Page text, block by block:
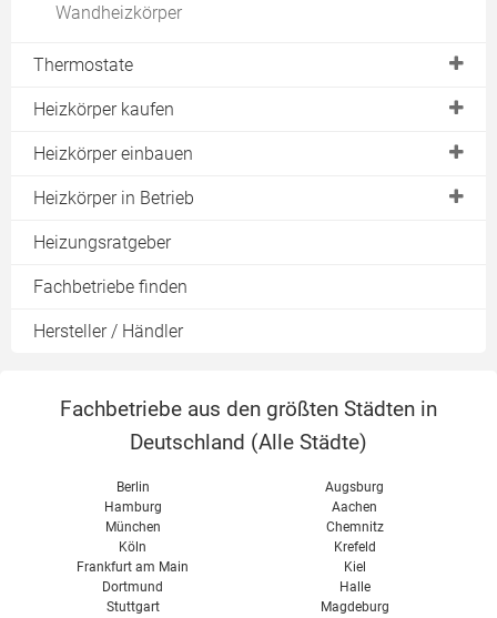
Wandheizkörper
Thermostate
Elektronisch
Funkgesteuert
Heizkörper kaufen
Preise
Richtige Größe
Vergleich & Test
Heizkörper einbauen
Montage
Halterung
Heizkörper in Betrieb
Reinigen
Lackieren
Heizungsratgeber
Fachbetriebe finden
Hersteller / Händler
Fachbetriebe aus den größten Städten in
Deutschland (Alle Städte)
Berlin
Hamburg
München
Köln
Frankfurt am Main
Dortmund
Stuttgart
Augsburg
Aachen
Chemnitz
Krefeld
Kiel
Halle
Magdeburg